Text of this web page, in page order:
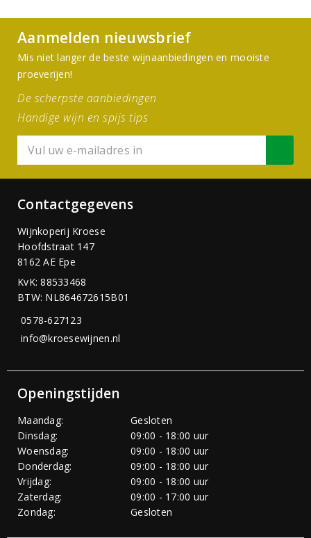
Aanmelden nieuwsbrief
Mis niet langer de beste wijnaanbiedingen en mooiste
proeverijen!
De scherpste aanbiedingen
Handige wijn en spijs tips
Contactgegevens
Wijnkoperij Kroese
Hoofdstraat 147
8162 AE Epe
KvK: 88533468
BTW: NL864672615B01
0578-627123
info@kroesewijnen.nl
Openingstijden
Maandag:
Gesloten
Dinsdag:
09:00 - 18:00 uur
Woensdag:
09:00 - 18:00 uur
Donderdag:
09:00 - 18:00 uur
Vrijdag:
09:00 - 18:00 uur
Zaterdag:
09:00 - 17:00 uur
Zondag:
Gesloten